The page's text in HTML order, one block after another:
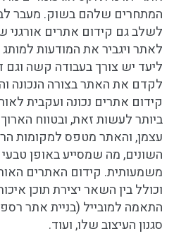
המתחרים שלהם בשוק. מעבר
לשלב גם קידום אתרים אורגני
לאתר ויגביר את המודעות
ליעד יש צורך בעבודה קשה וגם
לקדם את האתר בצורה הנכונה
קידום אתרים נכונה ועקבית
ביותר לעשות זאת, ובטווח
עצמן, והאתר מטפס למקומות
השונים, מה שמסייע באופן
משמעותית. קידום האתרים
וכולל בין השאר יצירת תוכן
התאמה למובייל (בניית אתר
סגנון העיצוב שלו, ועוד.